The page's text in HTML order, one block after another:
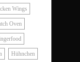
Wings
Oven
Hühnchen